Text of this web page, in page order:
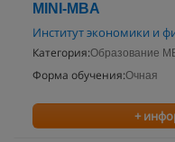
MINI-MBA
Институт экономики и
Категория:Образование
Форма обучения:Очная
+